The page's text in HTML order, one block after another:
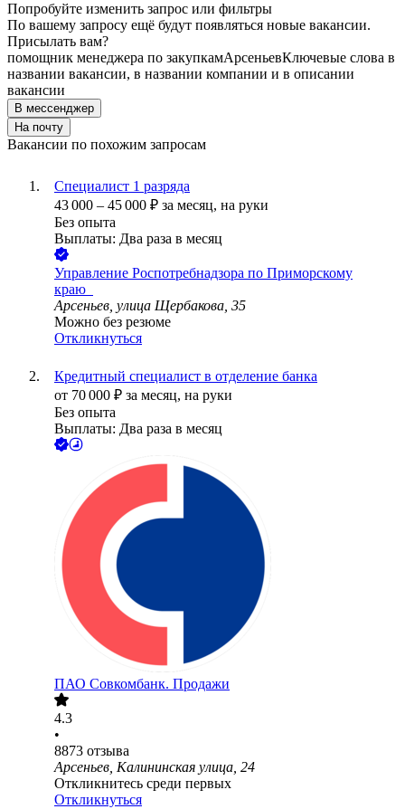
Попробуйте изменить запрос или фильтры
По вашему запросу ещё будут появляться новые вакансии.
Присылать вам?
помощник менеджера по закупкамАрсеньевКлючевые слова в
названии вакансии, в названии компании и в описании
вакансии
В мессенджер
На почту
Вакансии по похожим запросам
Специалист 1 разряда
43 000 – 45 000 ₽ за месяц, на руки
Без опыта
Выплаты: Два раза в месяц
Управление Роспотребнадзора по Приморскому
краю ​ ​
Арсеньев, улица Щербакова, 35
Можно без резюме
Откликнуться
Кредитный специалист в отделение банка
от 70 000 ₽ за месяц, на руки
Без опыта
Выплаты: Два раза в месяц
ПАО Совкомбанк. Продажи
4.3
•
8873 отзыва
Арсеньев, Калининская улица, 24
Откликнитесь среди первых
Откликнуться